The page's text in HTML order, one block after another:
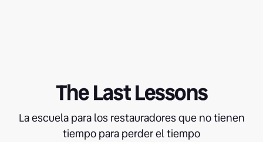
The Last Lessons
La escuela para los restauradores que no tienen
tiempo para perder el tiempo